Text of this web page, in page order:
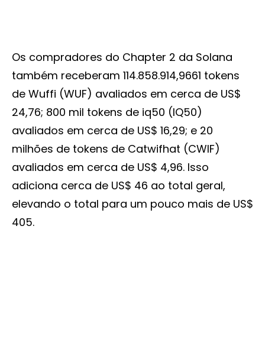
Os compradores do Chapter 2 da Solana
também receberam 114.858.914,9661 tokens
de Wuffi (WUF) avaliados em cerca de US$
24,76; 800 mil tokens de iq50 (IQ50)
avaliados em cerca de US$ 16,29; e 20
milhões de tokens de Catwifhat (CWIF)
avaliados em cerca de US$ 4,96. Isso
adiciona cerca de US$ 46 ao total geral,
elevando o total para um pouco mais de US$
405.